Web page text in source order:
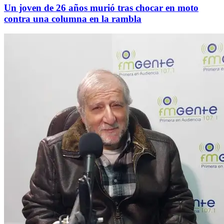
Un joven de 26 años murió tras chocar en moto
contra una columna en la rambla